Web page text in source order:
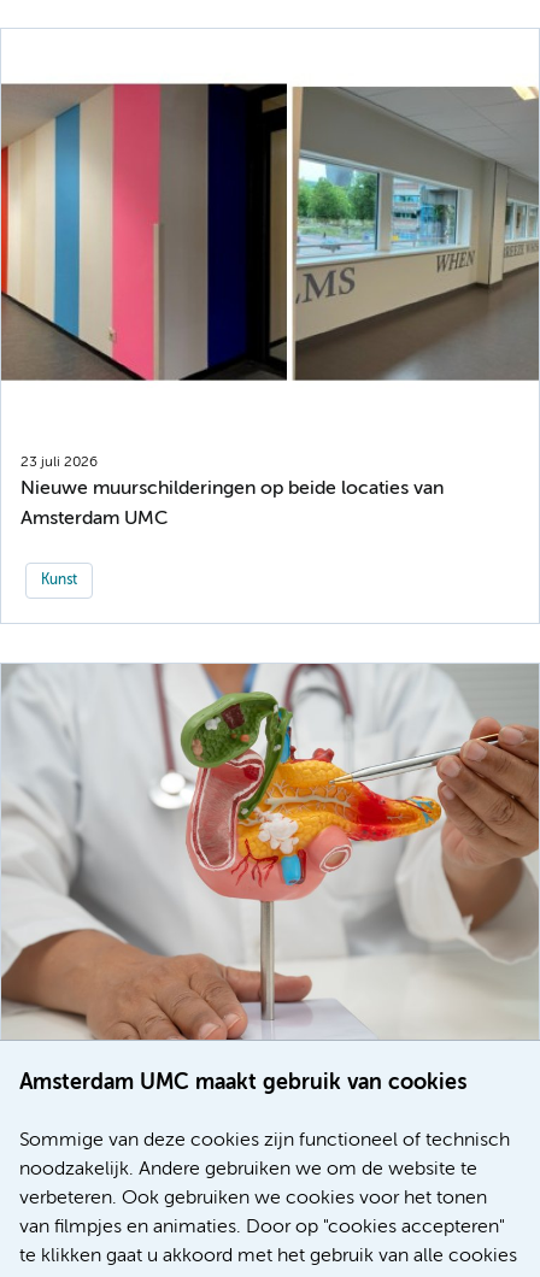
Amsterdam UMC maakt gebruik van cookies
Sommige van deze cookies zijn functioneel of technisch
noodzakelijk. Andere gebruiken we om de website te
verbeteren. Ook gebruiken we cookies voor het tonen
van filmpjes en animaties. Door op "cookies accepteren"
te klikken gaat u akkoord met het gebruik van alle cookies
23 juli 2026
Nieuwe muurschilderingen op beide locaties van
Amsterdam UMC
Kunst
voor patiënten met alvleesklierkanker verbeteren
Kanker Internationaal